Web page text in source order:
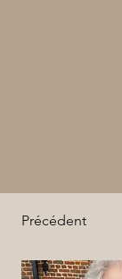
Précédent